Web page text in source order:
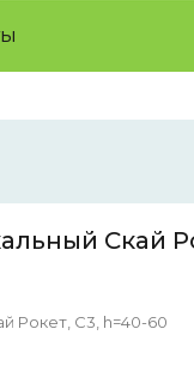
Скай
Рокет, C3, h=40-60